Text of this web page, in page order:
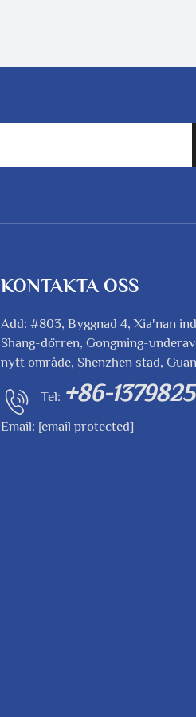
KONTAKTA OSS
Add: #803, Byggnad 4, Xia'nan
Shang-dörren, Gongming-
nytt område, Shenzhen stad,
Tel: +86-
Email: [email protected]